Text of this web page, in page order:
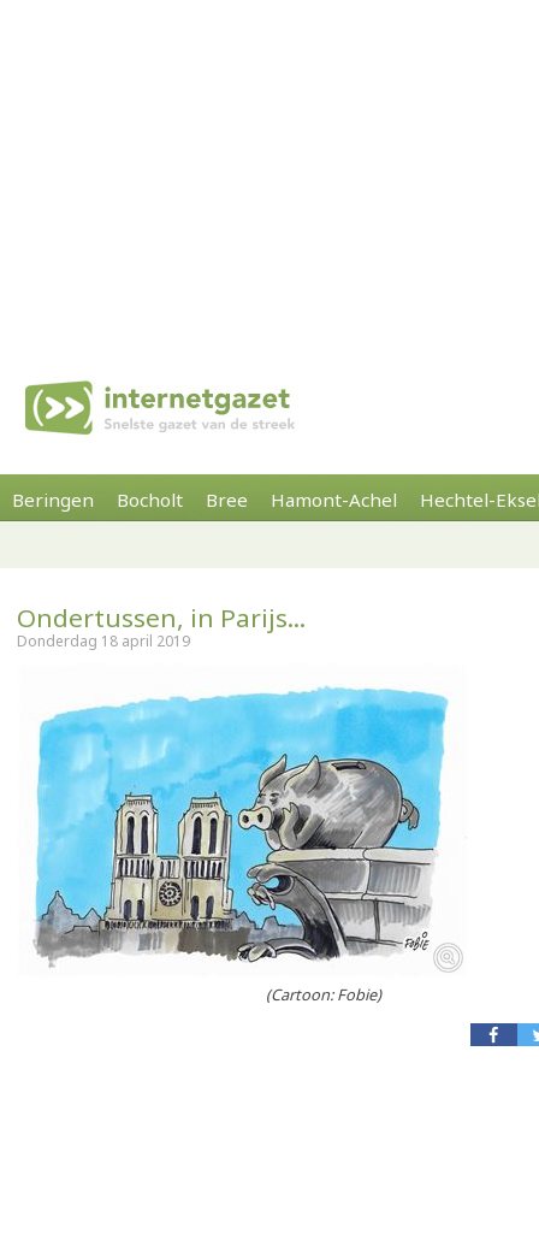
Beringen Bocholt Bree Hamont-Achel Hechtel-
Ondertussen, in Parijs...
Donderdag 18 april 2019
(Cartoon: Fobie)